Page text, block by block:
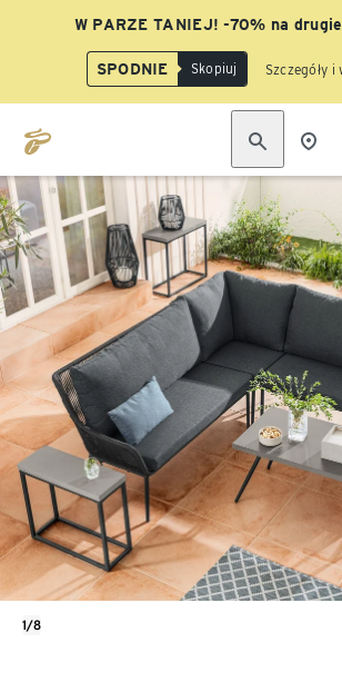
W PARZE TANIEJ! -70% na
SPODNIE Skopiuj Szczegóły i
1/8